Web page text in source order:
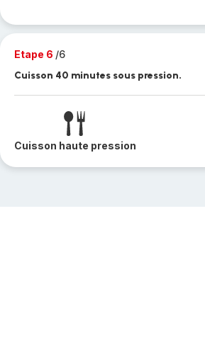
Etape 6 /6
Cuisson 40 minutes sous pression.
Cuisson haute pression